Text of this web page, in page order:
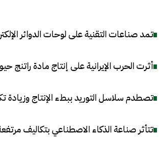
تمد صناعات التقنية على لوحات الدوائر
أثرت الحرب الإيرانية على إنتاج مادة راتنج
تصطدم سلاسل التوريد ببطء الإنتاج وزيادة
تتأثر صناعة الذكاء الاصطناعي بتكاليف